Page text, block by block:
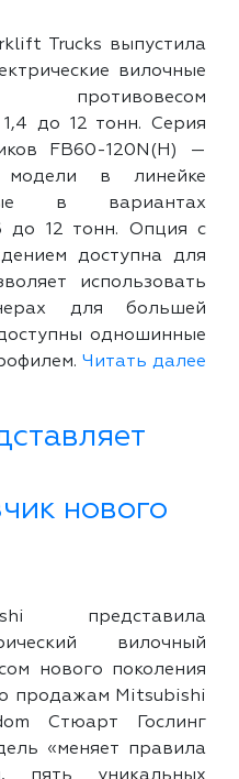
Trucks выпустила
вилочные
до 12 тонн. Серия
FB60-120N(H) —
в линейке
в вариантах
до 12 тонн. Опция с
доступна для
использовать
для большей
одношинные
Читать далее
нового
представила
вилочный
нового поколения
продажам Mitsubishi
Стюарт Гослинг
«меняет правила